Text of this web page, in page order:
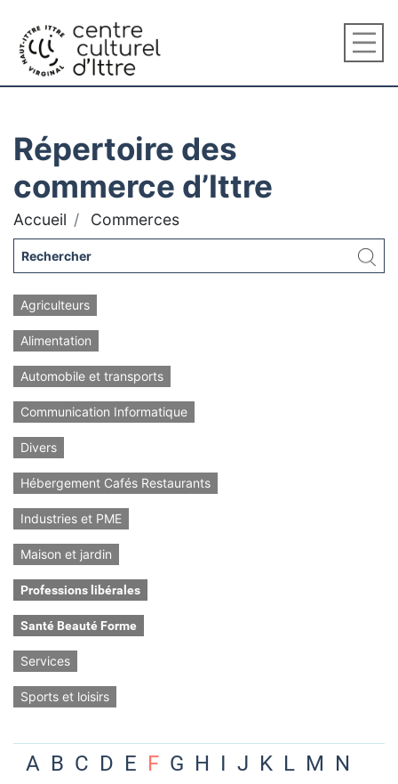
Répertoire des
commerce d’Ittre
Accueil Commerces
Agriculteurs
Alimentation
Automobile et transports
Communication Informatique
Divers
Hébergement Cafés Restaurants
Industries et PME
Maison et jardin
Professions libérales
Santé Beauté Forme
Services
Sports et loisirs
A B C D E F G H I J K L M N